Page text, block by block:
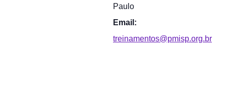
Paulo
Email:
treinamentos@pmisp.org.br